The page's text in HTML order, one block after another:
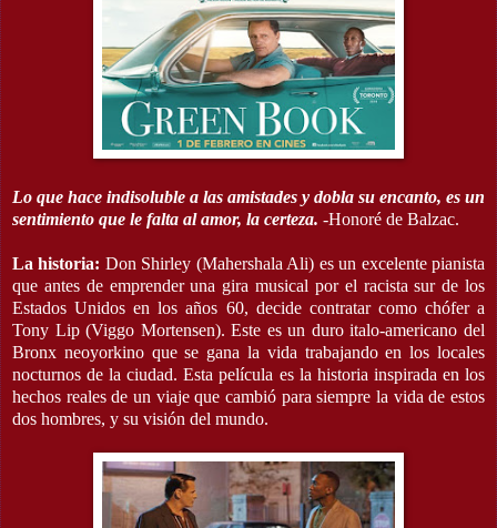
Lo que hace indisoluble a las amistades y dobla su encanto, es un
sentimiento que le falta al amor, la certeza. -Honoré de Balzac.
La historia: Don Shirley (Mahershala Ali) es un excelente pianista
que antes de emprender una gira musical por el racista sur de los
Estados Unidos en los años 60, decide contratar como chófer a
Tony Lip (Viggo Mortensen). Este es un duro italo-americano del
Bronx neoyorkino que se gana la vida trabajando en los locales
nocturnos de la ciudad. Esta película es la historia inspirada en los
hechos reales de un viaje que cambió para siempre la vida de estos
dos hombres, y su visión del mundo.